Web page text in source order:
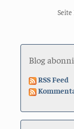
Seite
Blog
RSS Feed